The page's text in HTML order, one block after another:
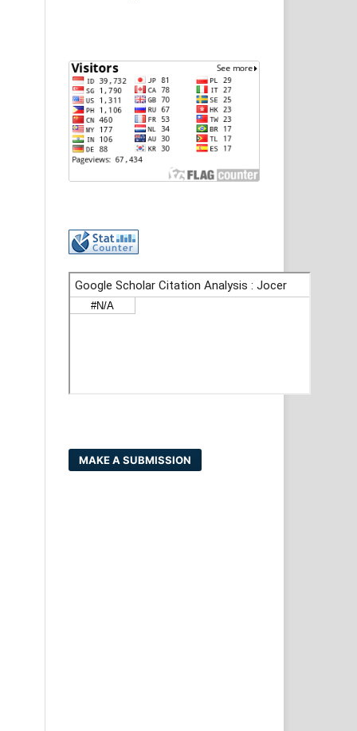
MAKE A SUBMISSION